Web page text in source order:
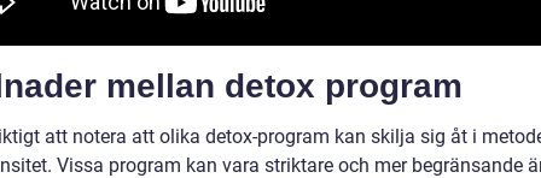
mellan detox program
att notera att olika detox-program kan skilja sig åt i
Vissa program kan vara striktare och mer begränsande